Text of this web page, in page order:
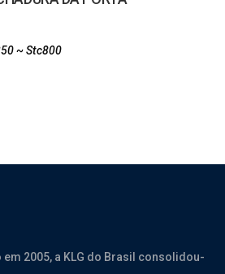
~ Stc800
2005, a KLG do Brasil consolidou-